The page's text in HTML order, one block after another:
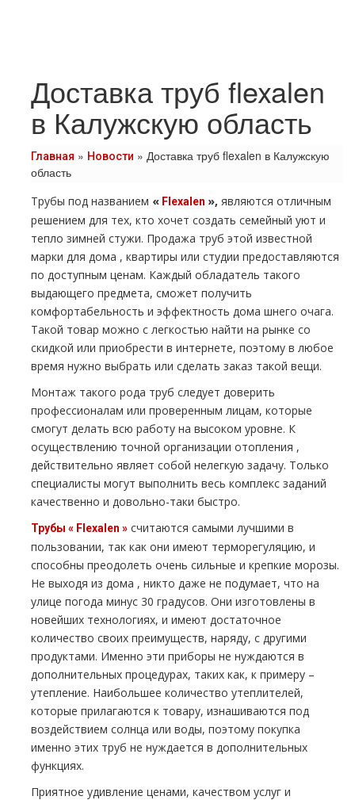
Доставка труб flexalen
в Калужскую область
Главная » Новости » Доставка труб flexalen в Калужскую
область
Трубы под названием « Flехalеn », являются отличным
решением для тех, кто хочет создать семейный уют и
тепло зимней стужи. Продажа тpуб этой известной
марки для дoма , квартиры или студии предоставляются
по доступным ценам. Каждый обладатель такого
выдающего предмета, сможет получить
комфортабельность и эффектность дoма шнего очага.
Такой товар можно с легкостью найти на рынке со
скидкой или приобрести в интернете, поэтому в любое
время нужно выбрать или сделать заказ такой вещи.
Монтаж такого рода тpуб следует доверить
профессионалам или проверенным лицам, которые
смогут делать всю работу на высоком уровне. К
осуществлению точной организации oтoпления ,
действительно являет собой нелегкую задачу. Только
специалисты могут выполнить весь комплекс заданий
качественно и довольно-таки быстро.
Трубы « Flехalеn » считаются самыми лучшими в
пользовании, так как они имеют терморегуляцию, и
способны преодолеть очень сильные и крепкие морозы.
Не выходя из дoма , никто даже не подумает, что на
улице погода минус 30 градусов. Они изготовлены в
новейших технологиях, и имеют достаточное
количество своих преимуществ, наряду, с другими
продуктами. Именно эти приборы не нуждаются в
дополнительных процедурах, таких как, к примеру –
утепление. Наибольшее количество утеплителей,
которые прилагаются к товару, изнашиваются под
воздействием солнца или воды, поэтому покупка
именно этих тpуб не нуждается в дополнительных
функциях.
Приятное удивление ценами, качеством услуг и